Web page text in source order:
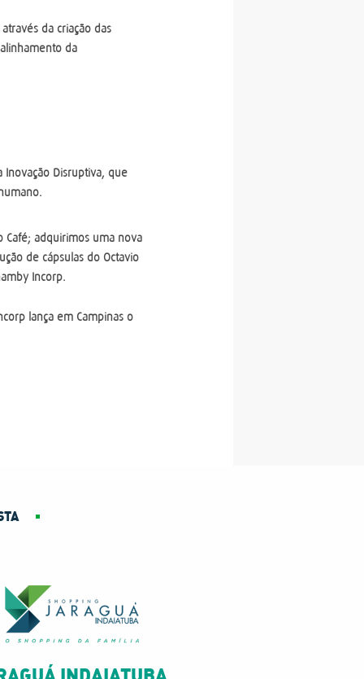
da criação das
da
Inovação Disruptiva, que
Café; adquirimos uma nova
de cápsulas do Octavio
Incorp.
lança em Campinas o